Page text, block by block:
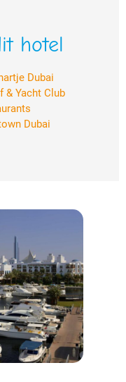
hotel
Dubai
& Yacht Club
Dubai